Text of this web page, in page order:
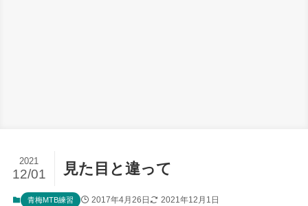
見た目と違って
2021
12/01
青梅MTB練習 2017年4月26日 2021年12月1日